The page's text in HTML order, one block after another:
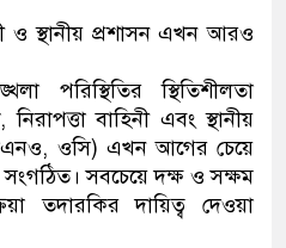
ও স্থানীয় প্রশাসন এখন আরও
পরিস্থিতির স্থিতিশীলতা
বাহিনী এবং স্থানীয়
ওসি) এখন আগের চেয়ে
সবচেয়ে দক্ষ ও সক্ষম
তদারকির দায়িত্ব দেওয়া